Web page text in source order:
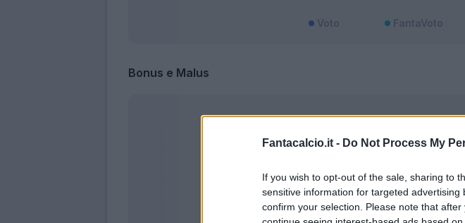
Fantacalcio.it - Do Not Process My
If you wish to opt-out of the sale, sharing to
sensitive information for targeted
confirm your selection. Please note that
Voto FantaVoto
Bonus e Malus